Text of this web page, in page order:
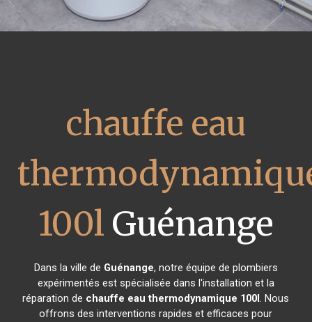
chauffe eau
100l Guénange
Dans la ville de Guénange, notre équipe de plombiers
expérimentés est spécialisée dans l'installation et la
réparation de chauffe eau thermodynamique 100l. Nous
offrons des interventions rapides et efficaces pour